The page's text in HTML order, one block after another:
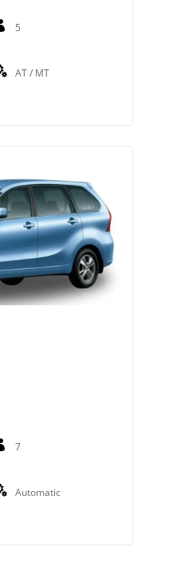
5
AT / MT
7
Automatic